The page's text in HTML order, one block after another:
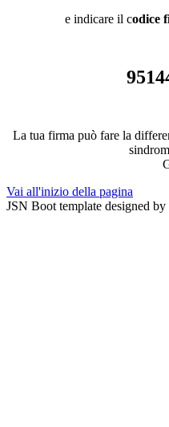
e indicare il codice
La tua firma può fare la
Vai all'inizio della pagina
JSN Boot template designed by